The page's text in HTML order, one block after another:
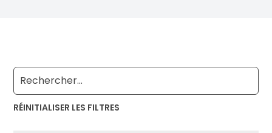
RÉINITIALISER LES FILTRES